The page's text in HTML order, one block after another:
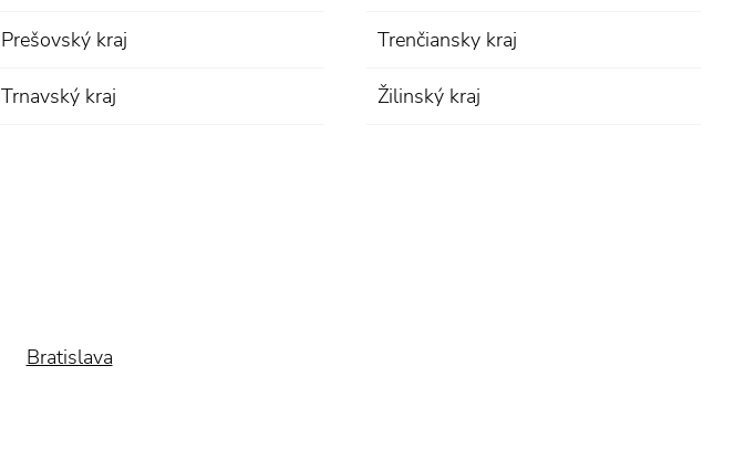
Prešovský kraj Trenčiansky kraj
Trnavský kraj Žilinský kraj
Bratislava